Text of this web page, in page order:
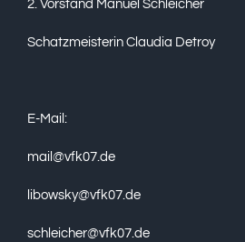
2. Vorstand Manuel Schleicher
Schatzmeisterin Claudia Detroy
E-Mail:
mail@vfk07.de
libowsky@vfk07.de
schleicher@vfk07.de